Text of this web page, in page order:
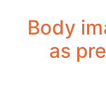
Body
as